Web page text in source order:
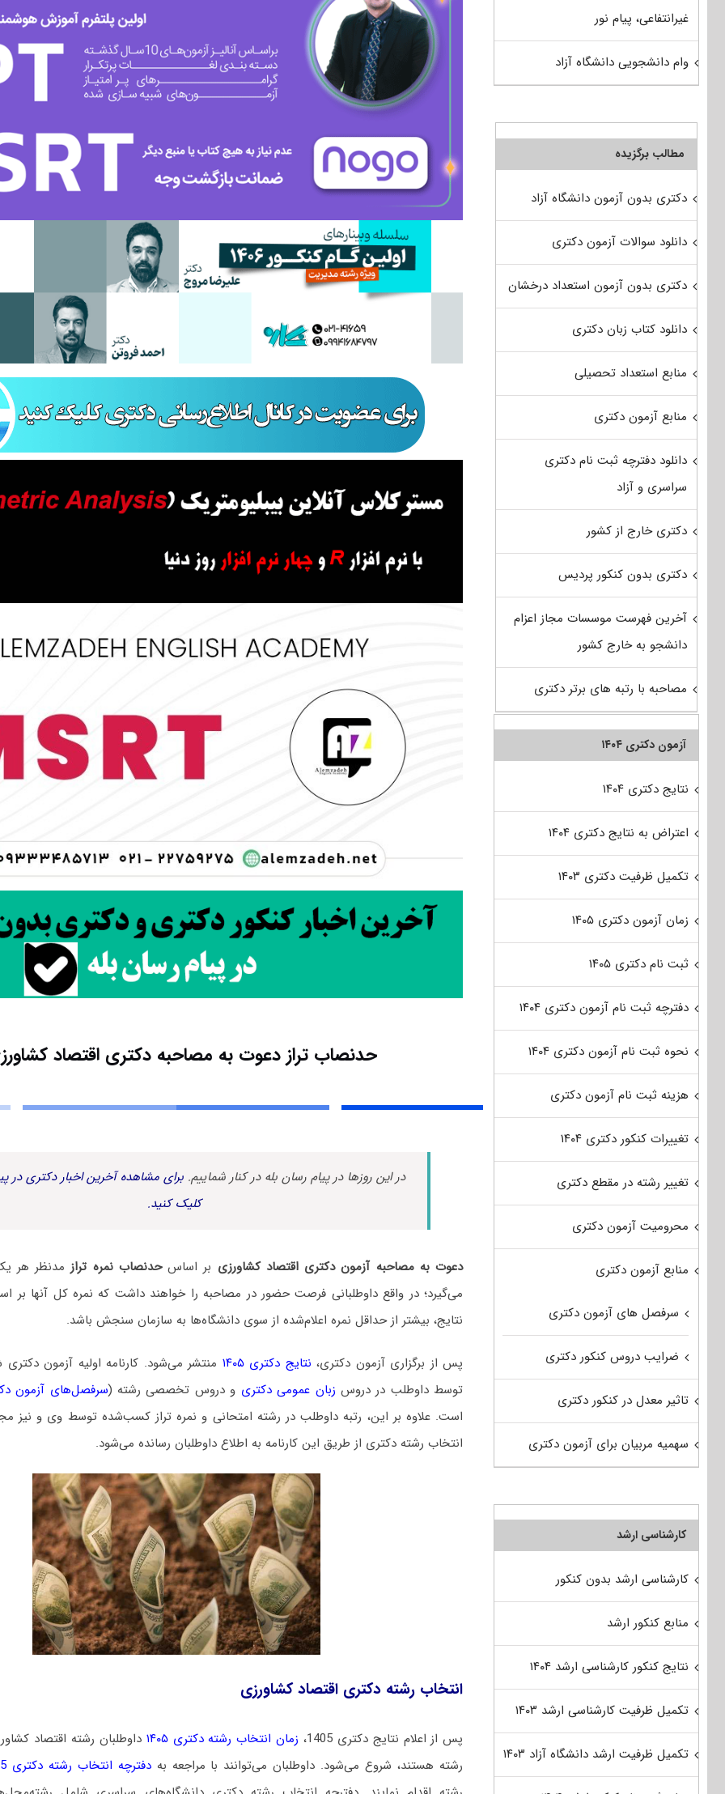
حدنصاب تراز دعوت به مصاحبه دکتری اقتصاد
در این روزها در پیام رسان بله در کنار شماییم. برای مشاهده آخرین اخبار دکتری در
کلیک کنید.
دعوت به مصاحبه آزمون دکتری اقتصاد کشاورزی بر اساسحدنصاب نمره ترازمدنظر هر
می‌گیرد؛ در واقع داوطلبانی فرصت حضور در مصاحبه را خواهند داشت که نمره کل آنها بر
نتایج، بیشتر از حداقل نمره اعلام‌شده از سوی دانشگاه‌ها به سازمان سنجش باشد.
پس از برگزاری آزمون دکتری، نتایج دکتری ۱۴۰۵
منتشر می‌شود. کارنامه اولیه آزمون
توسط داوطلب در دروس زبان عمومی دکتری و دروس تخصصی رشته (سرفصل‌های آزمون
است. علاوه بر این، رتبه داوطلب در رشته امتحانی و نمره تراز کسب‌شده توسط وی و نیز
انتخاب رشته دکتری از طریق این کارنامه به اطلاع داوطلبان رسانده می‌شود.
انتخاب رشته دکتری اقتصاد کشاورزی
پس از اعلام نتایج دکتری 1405، زمان انتخاب رشته دکتری ۱۴۰۵
داوطلبان رشته اقتصاد
رشته هستند، شروع می‌شود. داوطلبان می‌توانند با مراجعه بهدفترچه انتخاب رشته دکتری 1405
غیرانتفاعی، پیام نور
وام دانشجویی دانشگاه آزاد
مطالب برگزیده
دکتری بدون آزمون دانشگاه آزاد
دانلود سوالات آزمون دکتری
دکتری بدون آزمون استعداد درخشان
دانلود کتاب زبان دکتری
منابع استعداد تحصیلی
منابع آزمون دکتری
دانلود دفترچه ثبت نام دکتری
سراسری و آزاد
دکتری خارج از کشور
دکتری بدون کنکور پردیس
آخرین فهرست موسسات مجاز اعزام
دانشجو به خارج کشور
مصاحبه با رتبه های برتر دکتری
آزمون دکتری ۱۴۰۴
نتایج دکتری ۱۴۰۴
اعتراض به نتایج دکتری ۱۴۰۴
تکمیل ظرفیت دکتری ۱۴۰۳
زمان آزمون دکتری ۱۴۰۵
ثبت نام دکتری ۱۴۰۵
دفترچه ثبت نام آزمون دکتری ۱۴۰۴
نحوه ثبت نام آزمون دکتری ۱۴۰۴
هزینه ثبت نام آزمون دکتری
تغییرات کنکور دکتری ۱۴۰۴
تغییر رشته در مقطع دکتری
محرومیت آزمون دکتری
منابع آزمون دکتری
سرفصل های آزمون دکتری
ضرایب دروس کنکور دکتری
تاثیر معدل در کنکور دکتری
سهمیه مربیان برای آزمون دکتری
کارشناسی ارشد
کارشناسی ارشد بدون کنکور
منابع کنکور ارشد
نتایج کنکور کارشناسی ارشد ۱۴۰۴
تکمیل ظرفیت کارشناسی ارشد ۱۴۰۳
تکمیل ظرفیت ارشد دانشگاه آزاد ۱۴۰۳